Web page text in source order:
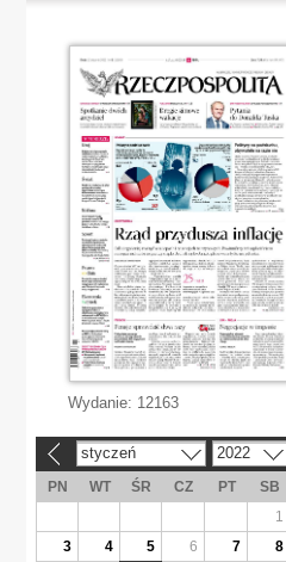
Wydanie: 12163
styczeń 2022
PN WT ŚR CZ PT SB
1
3
4 5 6 7 8